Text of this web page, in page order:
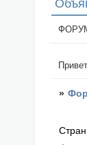
»